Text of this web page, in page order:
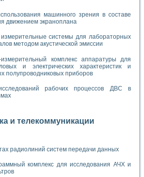
машинного зрения в составе
движением экраноплана
системы для лабораторных
методом акустической эмиссии
измерительный комплекс аппаратуры для
и электрических характеристик и
полупроводниковых приборов
рабочих процессов ДВС в
и телекоммуникации
радиолиний систем передачи данных
комплекс для исследования АЧХ и